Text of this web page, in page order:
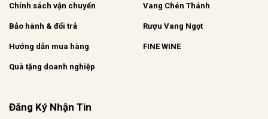
Chính sách vận chuyển
Bảo hành & đổi trả
Hướng dẫn mua hàng
Quà tặng doanh nghiệp
Vang Chén Thánh
Rượu Vang Ngọt
FINE WINE
Đăng Ký Nhận Tin